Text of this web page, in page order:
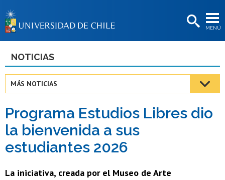
MENÚ
BIBLIOTECAS
Estudiantes
Académicas/os
Funcionarias/os
Egresadas/os
NOTICIAS
MÁS NOTICIAS
Programa Estudios Libres dio
la bienvenida a sus
estudiantes 2026
La iniciativa, creada por el Museo de Arte